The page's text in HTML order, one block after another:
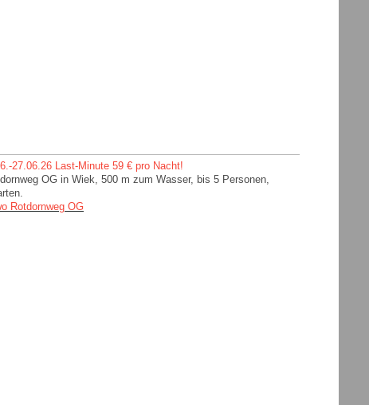
27.06.26 Last-Minute 59 € pro Nacht!
OG in Wiek, 500 m zum Wasser, bis 5 Personen,
Rotdornweg OG